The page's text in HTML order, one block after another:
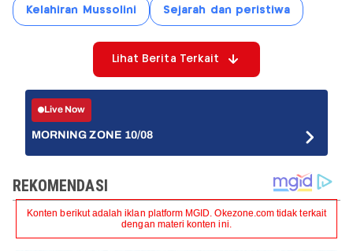
Kelahiran Mussolini Sejarah dan peristiwa
Lihat Berita Terkait
Live Now
MORNING ZONE 10/08